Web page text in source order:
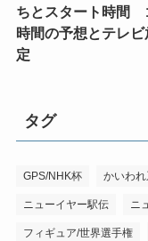
ちとスタート時間
時間の予想とテレビ
定
タグ
GPS/NHK杯 かいわれ
ニューイヤー駅伝 ニ
フィギュア/世界選手権